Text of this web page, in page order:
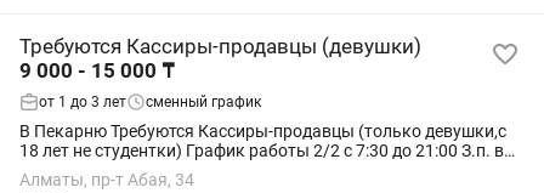
Требуются Кассиры-продавцы (девушки)
9 000 - 15 000 ₸
от 1 до 3 лет сменный график
В Пекарню Требуются Кассиры-продавцы (только девушки,с
18 лет не студентки) График работы 2/2 с 7:30 до 21:00 З.п. в
день от 9000 до 15000(6000 оклад плюс 5% от кассы) Выплаты
Алматы, пр-т Абая, 34